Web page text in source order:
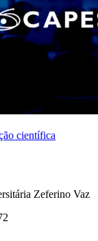
científica
Zeferino Vaz